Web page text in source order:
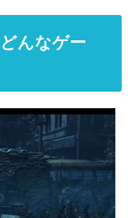
んなゲー